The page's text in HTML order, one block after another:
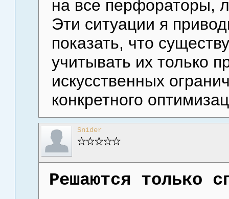
на все
Эти ситуации я
показать, что
учитывать их только
искусственных
конкретного
Snider
Решаются только